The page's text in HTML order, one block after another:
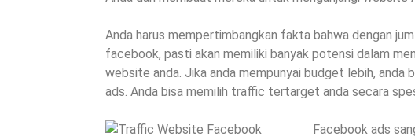
Anda harus mempertimbangkan fakta bahwa dengan
facebook, pasti akan memiliki banyak potensi dalam
website anda. Jika anda mempunyai budget lebih, anda
ads. Anda bisa memilih traffic tertarget anda secara
Facebook ads